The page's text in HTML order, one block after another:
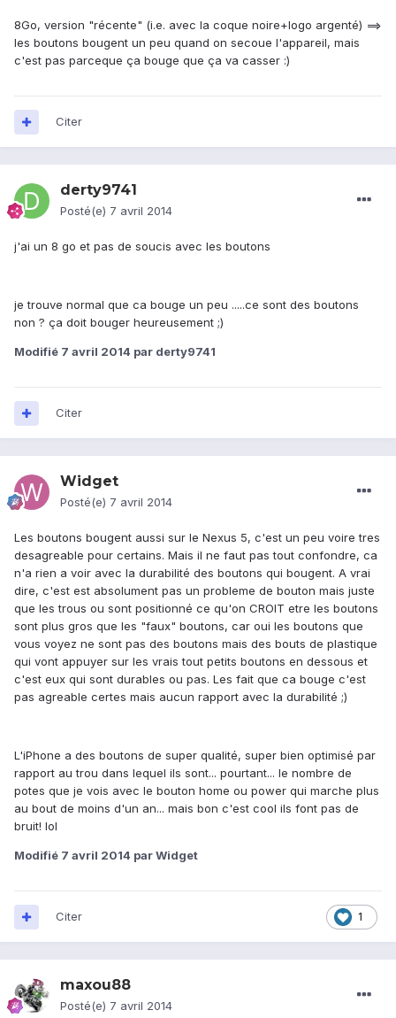
8Go, version "récente" (i.e. avec la coque noire+logo argenté) ==>
les boutons bougent un peu quand on secoue l'appareil, mais
c'est pas parceque ça bouge que ça va casser :)
Citer
derty9741
Posté(e) 7 avril 2014
j'ai un 8 go et pas de soucis avec les boutons
je trouve normal que ca bouge un peu .....ce sont des boutons
non ? ça doit bouger heureusement ;)
Modifié 7 avril 2014 par derty9741
Citer
Widget
Posté(e) 7 avril 2014
Les boutons bougent aussi sur le Nexus 5, c'est un peu voire tres
desagreable pour certains. Mais il ne faut pas tout confondre, ca
n'a rien a voir avec la durabilité des boutons qui bougent. A vrai
dire, c'est est absolument pas un probleme de bouton mais juste
que les trous ou sont positionné ce qu'on CROIT etre les boutons
sont plus gros que les "faux" boutons, car oui les boutons que
vous voyez ne sont pas des boutons mais des bouts de plastique
qui vont appuyer sur les vrais tout petits boutons en dessous et
c'est eux qui sont durables ou pas. Les fait que ca bouge c'est
pas agreable certes mais aucun rapport avec la durabilité ;)
L'iPhone a des boutons de super qualité, super bien optimisé par
rapport au trou dans lequel ils sont... pourtant... le nombre de
potes que je vois avec le bouton home ou power qui marche plus
au bout de moins d'un an... mais bon c'est cool ils font pas de
bruit! lol
Modifié 7 avril 2014 par Widget
1
Citer
maxou88
Posté(e) 7 avril 2014